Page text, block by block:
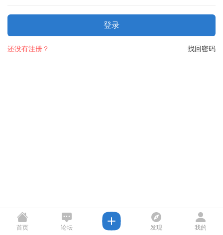
登录
找回密码
还没有注册？
首页 论坛 发现 我的